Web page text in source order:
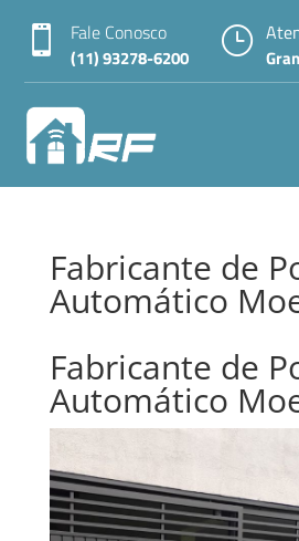
 Fale Conosco
(11) 93278-6200
}
Fabricante de
Automático
Fabricante de
Automático